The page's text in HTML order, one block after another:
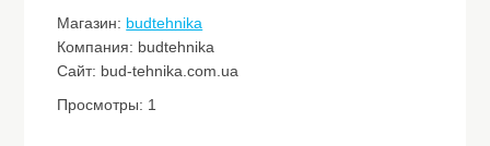
Магазин: budtehnika
Компания: budtehnika
Сайт: bud-tehnika.com.ua
Просмотры: 1